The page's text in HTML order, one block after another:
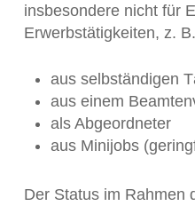
insbesondere nicht für
Erwerbstätigkeiten, z.
aus selbständigen
aus einem
als Abgeordneter
aus Minijobs
Der Status im Rahmen